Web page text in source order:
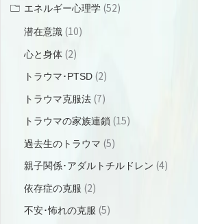
エネルギー心理学 (52)
潜在意識 (10)
心と身体 (2)
トラウマ･PTSD (2)
トラウマ克服法 (7)
トラウマの家族連鎖 (15)
過去生のトラウマ (5)
親子関係･アダルトチルドレン (4)
依存症の克服 (2)
不安･怖れの克服 (5)